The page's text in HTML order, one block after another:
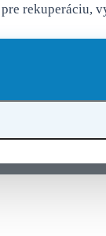
rekuperáciu,